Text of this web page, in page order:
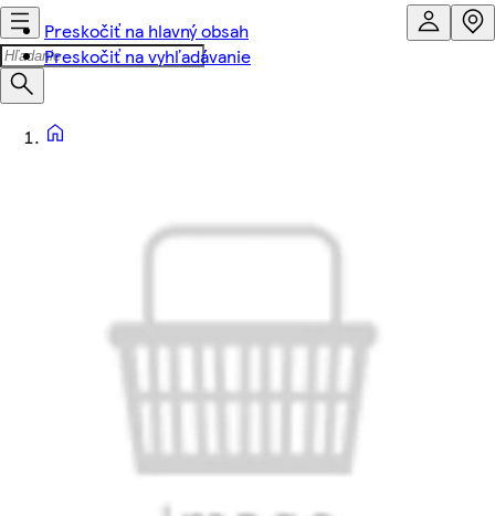
Preskočiť na hlavný obsah
Preskočiť na vyhľadávanie